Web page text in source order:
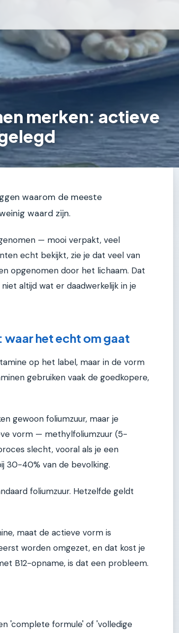
merken: actieve
waarom de meeste
waard zijn.
— mooi verpakt, veel
echt bekijkt, zie je dat veel van
opgenomen door het lichaam. Dat
altijd wat er daadwerkelijk in je
het echt om gaat
op het label, maar in de vorm
gebruiken vaak de goedkopere,
gewoon foliumzuur, maar je
vorm — methylfoliumzuur (5-
slecht, vooral als je een
30-40% van de bevolking.
foliumzuur. Hetzelfde geldt
maat de actieve vorm is
worden omgezet, en dat kost je
B12-opname, is dat een probleem.
'complete formule' of 'volledige